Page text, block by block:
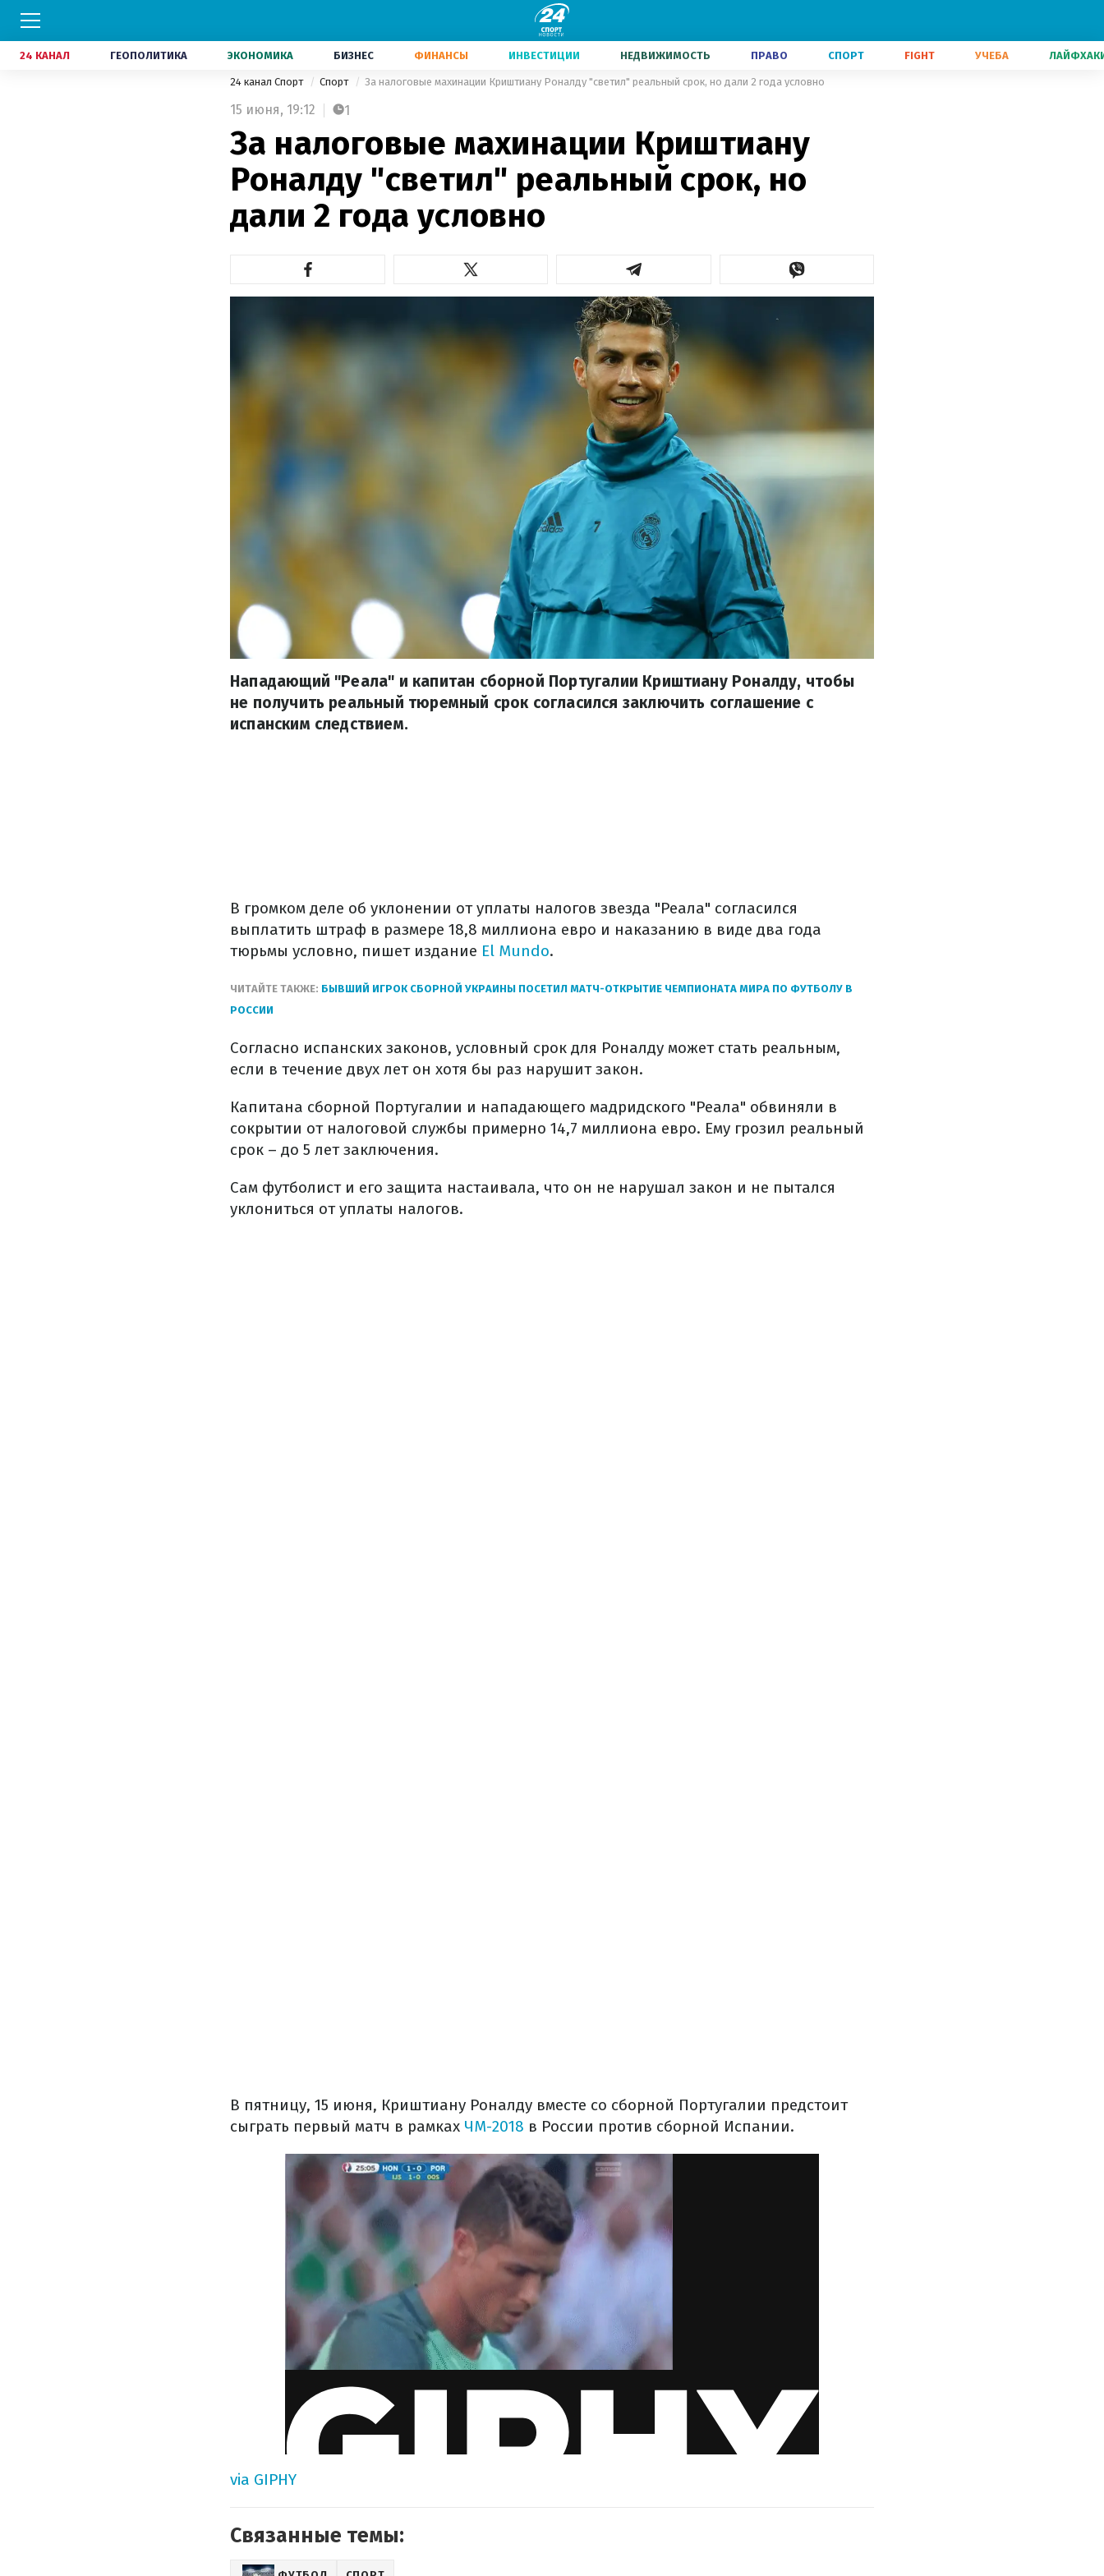
24 КАНАЛ ГЕОПОЛИТИКА ЭКОНОМИКА БИЗНЕС ФИНАНСЫ ИНВЕСТИЦИИ НЕДВИЖИМОСТЬ ПРАВО СПОРТ FIGHT УЧЕБА
24 канал Спорт Спорт За налоговые махинации Криштиану Роналду "светил" реальный срок, но дали 2 года условно
15 июня, 19:12 1
За налоговые махинации Криштиану
Роналду "светил" реальный срок, но
дали 2 года условно
Нападающий "Реала" и капитан сборной Португалии Криштиану Роналду, чтобы
не получить реальный тюремный срок согласился заключить соглашение с
испанским следствием.
В громком деле об уклонении от уплаты налогов звезда "Реала" согласился
выплатить штраф в размере 18,8 миллиона евро и наказанию в виде два года
тюрьмы условно, пишет издание El Mundo.
ЧИТАЙТЕ ТАКЖЕ: БЫВШИЙ ИГРОК СБОРНОЙ УКРАИНЫ ПОСЕТИЛ МАТЧ-ОТКРЫТИЕ ЧЕМПИОНАТА МИРА ПО ФУТБОЛУ В
РОССИИ
Согласно испанских законов, условный срок для Роналду может стать реальным,
если в течение двух лет он хотя бы раз нарушит закон.
Капитана сборной Португалии и нападающего мадридского "Реала" обвиняли в
сокрытии от налоговой службы примерно 14,7 миллиона евро. Ему грозил реальный
срок – до 5 лет заключения.
Сам футболист и его защита настаивала, что он не нарушал закон и не пытался
уклониться от уплаты налогов.
В пятницу, 15 июня, Криштиану Роналду вместе со сборной Португалии предстоит
сыграть первый матч в рамках ЧМ-2018 в России против сборной Испании.
via GIPHY
Связанные темы: